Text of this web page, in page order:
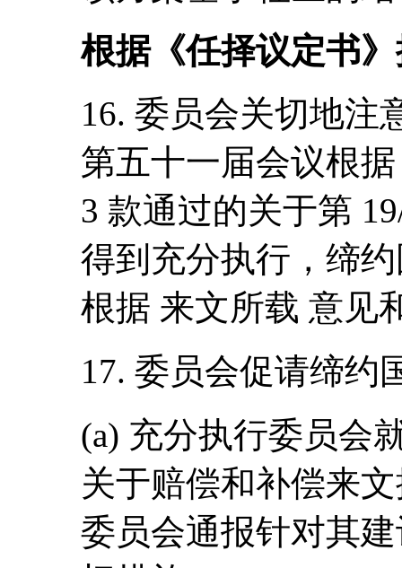
根据《任择议定书
16. 委员会关切地注
第五十一届会议根
3 款通过的关于第
得到充分执行，缔
根据 来文所载 意见
17. 委员会促请缔约
(a) 充分执行委员会
关于赔偿和补偿来
委员会通报针对其